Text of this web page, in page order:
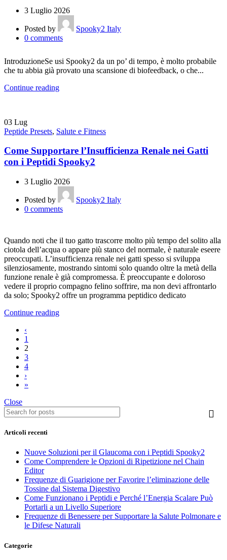
3 Luglio 2026
Posted by
Spooky2 Italy
0 comments
IntroduzioneSe usi Spooky2 da un po’ di tempo, è molto probabile
che tu abbia già provato una scansione di biofeedback, o che...
Continue reading
03 Lug
Peptide Presets, Salute e Fitness
Come Supportare l’Insufficienza Renale nei Gatti
con i Peptidi Spooky2
3 Luglio 2026
Posted by
Spooky2 Italy
0 comments
Quando noti che il tuo gatto trascorre molto più tempo del solito alla
ciotola dell’acqua o appare più stanco del normale, è naturale eseere
preoccupati. L’insufficienza renale nei gatti spesso si sviluppa
silenziosamente, mostrando sintomi solo quando oltre la metà della
funzione renale è già compromessa. È preoccupante e doloroso
vedere il proprio compagno felino soffrire, ma non devi affrontarlo
da solo; Spooky2 offre un programma peptidico dedicato
Continue reading
‹
1
2
3
4
›
»
Close
Articoli recenti
Nuove Soluzioni per il Glaucoma con i Peptidi Spooky2
Come Comprendere le Opzioni di Ripetizione nel Chain
Editor
Frequenze di Guarigione per Favorire l’eliminazione delle
Tossine dal Sistema Digestivo
Come Funzionano i Peptidi e Perché l’Energia Scalare Può
Portarli a un Livello Superiore
Frequenze di Benessere per Supportare la Salute Polmonare e
le Difese Naturali
Categorie